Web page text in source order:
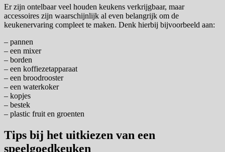
Er zijn ontelbaar veel houden keukens verkrijgbaar, maar
accessoires zijn waarschijnlijk al even belangrijk om de
keukenervaring compleet te maken. Denk hierbij bijvoorbeeld aan:
– pannen
– een mixer
– borden
– een koffiezetapparaat
– een broodrooster
– een waterkoker
– kopjes
– bestek
– plastic fruit en groenten
Tips bij het uitkiezen van een
speelgoedkeuken